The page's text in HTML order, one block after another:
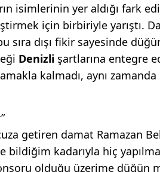
isimlerinin yer aldığı fark
için birbiriyle yarıştı.
sıra dışı fikir sayesinde
Denizli şartlarına entegre
kalmadı, aynı
getiren damat Ramazan
bildiğim kadarıyla hiç
olduğu üzerime düğün